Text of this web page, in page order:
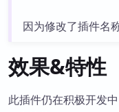
因为修改了插件名
效果&特性
此插件仍在积极开发